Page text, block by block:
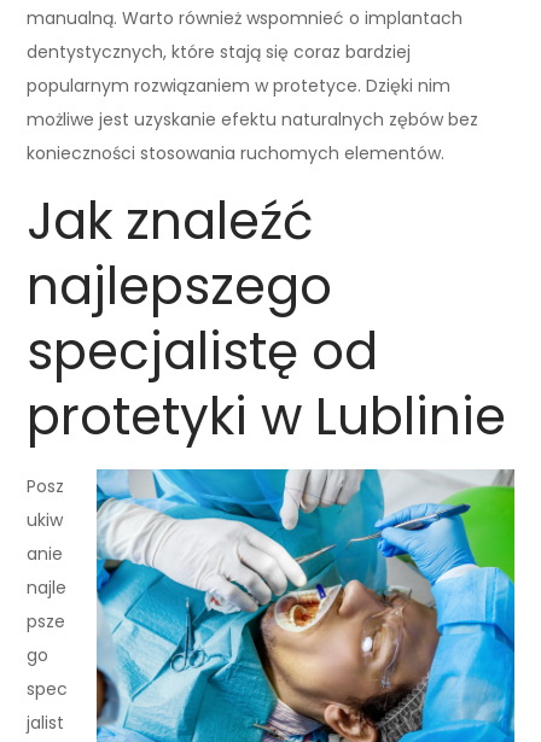
manualną. Warto również wspomnieć o implantach
dentystycznych, które stają się coraz bardziej
popularnym rozwiązaniem w protetyce. Dzięki nim
możliwe jest uzyskanie efektu naturalnych zębów bez
konieczności stosowania ruchomych elementów.
Jak znaleźć
najlepszego
specjalistę od
protetyki w Lublinie
Posz
ukiw
anie
najle
psze
go
spec
jalist